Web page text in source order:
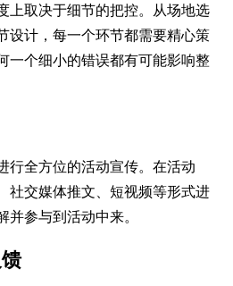
上取决于细节的把控。从场地选
设计，每一个环节都需要精心策
一个细小的错误都有可能影响整
行全方位的活动宣传。在活动
社交媒体推文、短视频等形式进
参与到活动中来。